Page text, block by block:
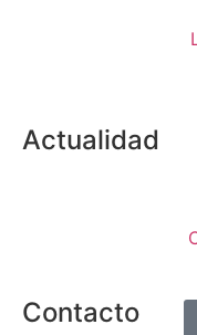
Actualidad
Contacto